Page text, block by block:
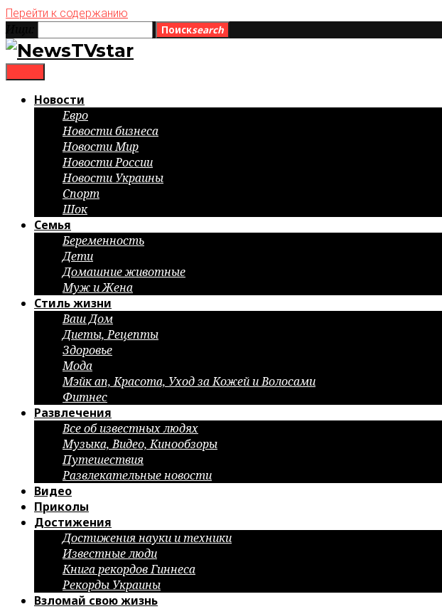
Перейти к содержанию
Поискsearch
Новости
Евро
Новости бизнеса
Новости Мир
Новости России
Новости Украины
Спорт
Шок
Семья
Беременность
Дети
Домашние животные
Муж и Жена
Стиль жизни
Ваш Дом
Диеты, Рецепты
Здоровье
Мода
Мэйк ап, Красота, Уход за Кожей и Волосами
Фитнес
Развлечения
Все об известных людях
Музыка, Видео, Кинообзоры
Путешествия
Развлекательные новости
Видео
Приколы
Достижения
Достижения науки и техники
Известные люди
Книга рекордов Гиннеса
Рекорды Украины
Взломай свою жизнь